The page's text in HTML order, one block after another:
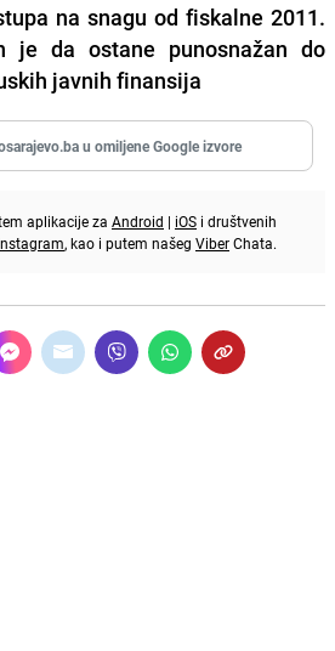
na snagu od fiskalne 2011.
je da ostane punosnažan do
javnih finansija
u omiljene Google izvore
aplikacije za Android | iOS i društvenih
, kao i putem našeg ViberChata.